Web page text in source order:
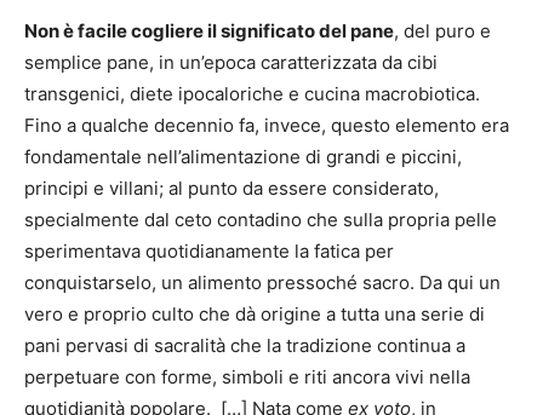
Non è facile cogliere il significato del pane, del puro e
semplice pane, in un’epoca caratterizzata da cibi
transgenici, diete ipocaloriche e cucina macrobiotica.
Fino a qualche decennio fa, invece, questo elemento era
fondamentale nell’alimentazione di grandi e piccini,
principi e villani; al punto da essere considerato,
specialmente dal ceto contadino che sulla propria pelle
sperimentava quotidianamente la fatica per
conquistarselo, un alimento pressoché sacro. Da qui un
vero e proprio culto che dà origine a tutta una serie di
pani pervasi di sacralità che la tradizione continua a
perpetuare con forme, simboli e riti ancora vivi nella
quotidianità popolare. […] Nata come ex voto, in